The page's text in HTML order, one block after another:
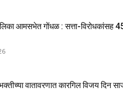
आमसभेत गोंधळ : सत्ता-विरोधकांसह
वातावरणात कारगिल विजय दिन